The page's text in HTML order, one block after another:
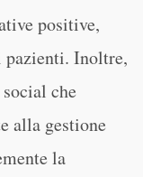
positive,
pazienti. Inoltre,
che
alla gestione
la